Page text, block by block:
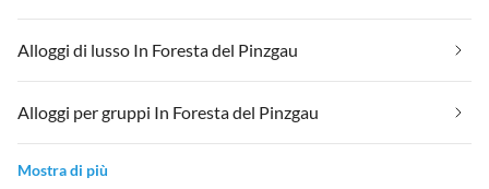
Alloggi di lusso In Foresta del Pinzgau
Alloggi per gruppi In Foresta del Pinzgau
Mostra di più